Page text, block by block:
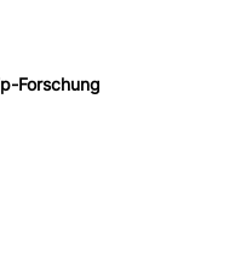
Forschung